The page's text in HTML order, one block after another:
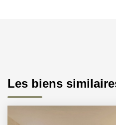
Les biens